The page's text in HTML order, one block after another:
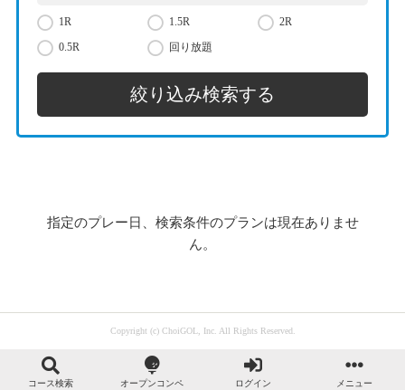
1R 1.5R
2R
0.5R
回り放題
指定のプレー日、検索条件のプランは現在ありませ
ん。
Copyright (c) ChoiGOL, Inc. All Rights Reserved.
コース検索 オープンコンペ ログイン メニュー